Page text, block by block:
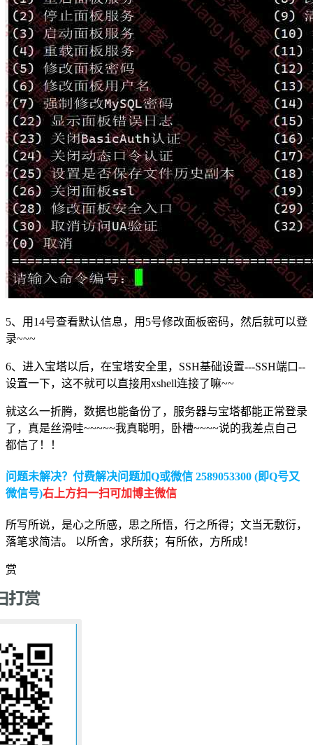
5、用14号查看默认信息，用5号修改面板密码，然后就可以登
录~~~
6、进入宝塔以后，在宝塔安全里，SSH基础设置---SSH端口--
设置一下，这不就可以直接用xshell连接了嘛~~
就这么一折腾，数据也能备份了，服务器与宝塔都能正常登录
了，真是丝滑哇~~~~~我真聪明，卧槽~~~~说的我差点自己
都信了！！
问题未解决？付费解决问题加Q或微信 2589053300 (即Q号又
微信号)右上方扫一扫可加博主微信
所写所说，是心之所感，思之所悟，行之所得；文当无敷衍，
落笔求简洁。 以所舍，求所获；有所依，方所成！
赏